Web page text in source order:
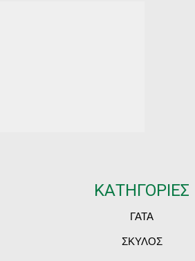
ΚΑΤΗΓΟΡΙΕΣ
ΓΑΤΑ
ΣΚΥΛΟΣ